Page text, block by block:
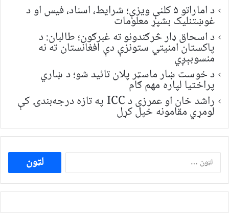
د اماراتو ۵ کلنې ویزې؛ شرایط، اسناد، فیس او د
غوښتنلیک بشپړ معلومات
د اسحاق ډار څرګندونو ته غبرګون؛ طالبان: د
پاکستان امنیتي ستونزې دې افغانستان ته نه
منسوبېږي
د خوست ښار ماسټر پلان تائید شو؛ د ښاري
پراختیا لپاره مهم ګام
راشد خان او عمرزی د ICC په تازه درجه‌بندۍ کې
لومړي مقامونه خپل کړل
ددی
لپاره
لټون: